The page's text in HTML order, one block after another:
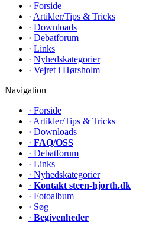
· Forside
· Artikler/Tips & Tricks
· Downloads
· Debatforum
· Links
· Nyhedskategorier
· Vejret i Hørsholm
Navigation
· Forside
· Artikler/Tips & Tricks
· Downloads
· FAQ/OSS
· Debatforum
· Links
· Nyhedskategorier
· Kontakt steen-hjorth.dk
· Fotoalbum
· Søg
· Begivenheder